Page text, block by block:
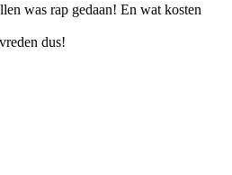
was rap gedaan! En wat kosten
dus!